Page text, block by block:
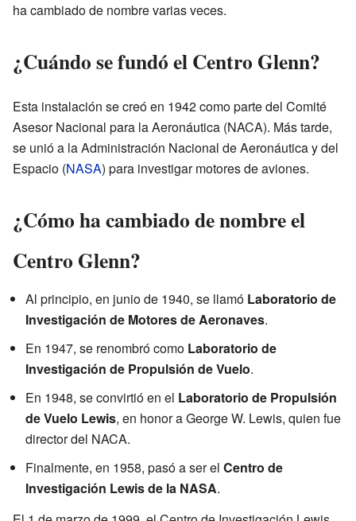
ha cambiado de nombre varias veces.
¿Cuándo se fundó el Centro Glenn?
Esta instalación se creó en 1942 como parte del Comité
Asesor Nacional para la Aeronáutica (NACA). Más tarde,
se unió a la Administración Nacional de Aeronáutica y del
Espacio (NASA) para investigar motores de aviones.
¿Cómo ha cambiado de nombre el
Centro Glenn?
Al principio, en junio de 1940, se llamó Laboratorio de
Investigación de Motores de Aeronaves.
En 1947, se renombró como Laboratorio de
Investigación de Propulsión de Vuelo.
En 1948, se convirtió en el Laboratorio de Propulsión
de Vuelo Lewis, en honor a George W. Lewis, quien fue
director del NACA.
Finalmente, en 1958, pasó a ser el Centro de
Investigación Lewis de la NASA.